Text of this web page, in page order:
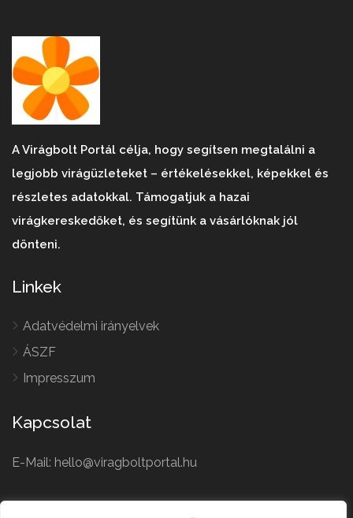
A Virágbolt Portál célja, hogy segítsen megtalálni a
legjobb virágüzleteket – értékelésekkel, képekkel és
részletes adatokkal. Támogatjuk a hazai
virágkereskedőket, és segítünk a vásárlóknak jól
dönteni.
Linkek
Adatvédelmi irányelvek
ÁSZF
Impresszum
Kapcsolat
E-Mail: hello@viragboltportal.hu